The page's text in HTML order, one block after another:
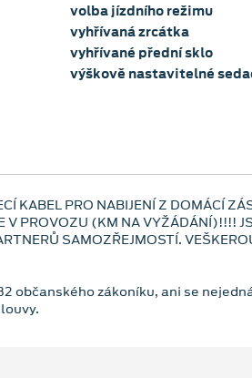
volba jízdního režimu
vyhřívaná zrcátka
vyhřívané přední sklo
výškově nastavitelné
KABEL PRO NABIJENÍ Z DOMÁCÍ
V PROVOZU (KM NA VYŽÁDÁNÍ)!!!!
SAMOZŘEJMOSTÍ.
občanského zákoníku, ani se